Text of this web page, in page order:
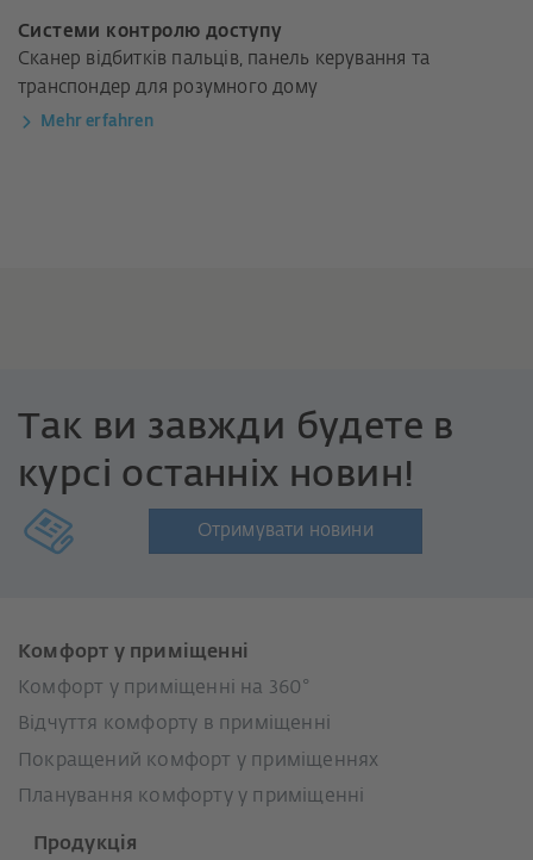
Системи контролю доступу
Сканер відбитків пальців, панель керування та
транспондер для розумного дому
Mehr erfahren
Так ви завжди будете в
курсі останніх новин!
Отримувати новини
Комфорт у приміщенні
Комфорт у приміщенні на 360°
Відчуття комфорту в приміщенні
Покращений комфорт у приміщеннях
Планування комфорту у приміщенні
Продукція